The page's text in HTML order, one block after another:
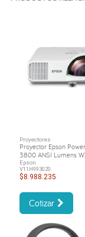
Proyectores
Proyector Epson
3800 ANSI Lumens
Epson
V11H993020.
$8.988.235
Cotizar